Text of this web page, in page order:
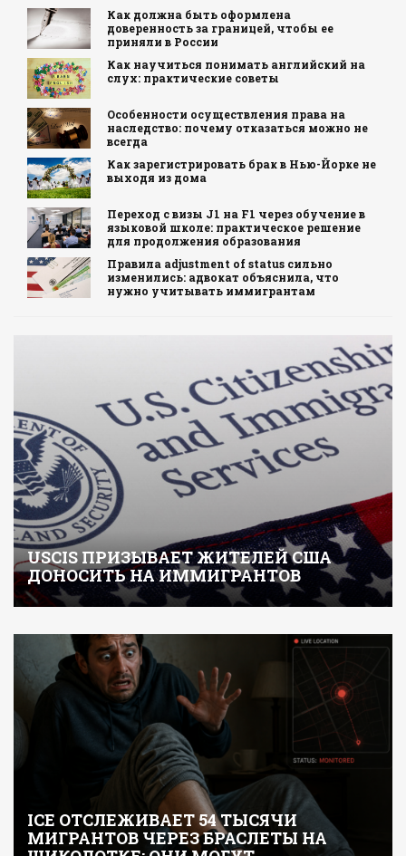
Как должна быть оформлена
доверенность за границей, чтобы ее
приняли в России
Как научиться понимать английский на
слух: практические советы
Особенности осуществления права на
наследство: почему отказаться можно не
всегда
Как зарегистрировать брак в Нью-Йорке не
выходя из дома
Переход с визы J1 на F1 через обучение в
языковой школе: практическое решение
для продолжения образования
Правила adjustment of status сильно
изменились: адвокат объяснила, что
нужно учитывать иммигрантам
USCIS ПРИЗЫВАЕТ ЖИТЕЛЕЙ США
ДОНОСИТЬ НА ИММИГРАНТОВ
ICE ОТСЛЕЖИВАЕТ 54 ТЫСЯЧИ
МИГРАНТОВ ЧЕРЕЗ БРАСЛЕТЫ НА